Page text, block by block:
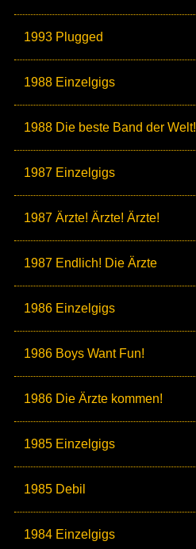
1993 Plugged
1988 Einzelgigs
1988 Die beste Band der Welt!
1987 Einzelgigs
1987 Ärzte! Ärzte! Ärzte!
1987 Endlich! Die Ärzte
1986 Einzelgigs
1986 Boys Want Fun!
1986 Die Ärzte kommen!
1985 Einzelgigs
1985 Debil
1984 Einzelgigs